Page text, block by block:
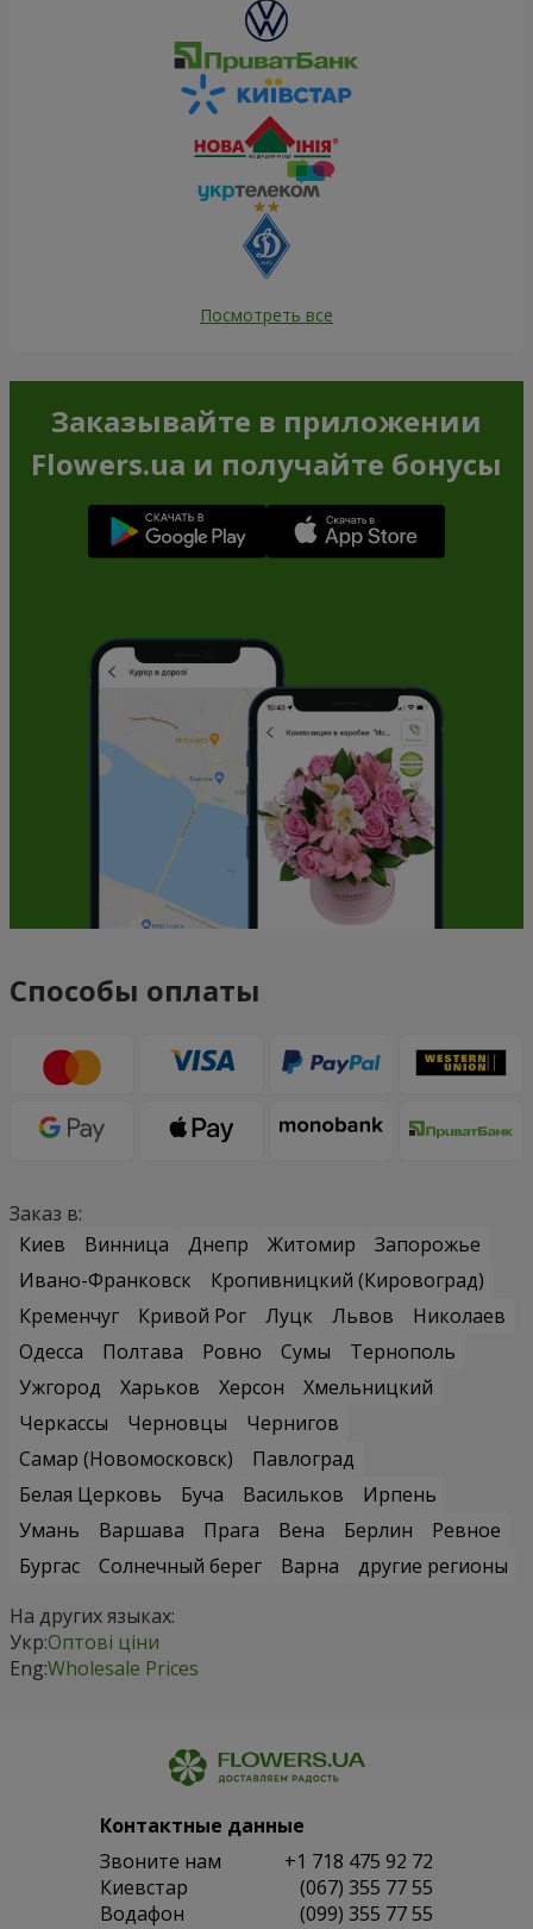
Посмотреть все
Заказывайте в приложении
Flowers.ua и получайте бонусы
Способы оплаты
Заказ в:
Киев
Винница Днепр Житомир
Запорожье
Ивано-Франковск
Кропивницкий (Кировоград)
Кременчуг
Кривой Рог Луцк Львов
Николаев
Одесса
Полтава Ровно Сумы
Тернополь
Ужгород
Харьков Херсон
Хмельницкий
Черкассы
Черновцы
Чернигов
Самар (Новомосковск)
Павлоград
Белая Церковь
Буча Васильков
Ирпень
Умань
Варшава Прага Вена Берлин
Ревное
Бургас
Солнечный берег Варна
другие регионы
На других языках:
Укр:Оптові ціни
Eng:Wholesale Prices
Контактные данные
Звоните нам
+1 718 475 92 72
Киевстар
(067) 355 77 55
Водафон
(099) 355 77 55